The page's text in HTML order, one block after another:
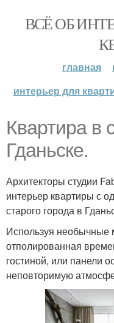
ВСЁ ОБ
главная
интерьер для
Квартира в
Гданьске.
Архитекторы студии
интерьер квартиры с
старого города в
Используя необычные
отполированная
гостиной, или панели
неповторимую